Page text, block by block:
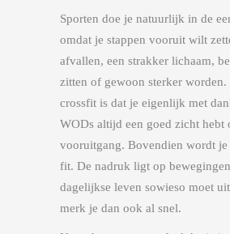
Sporten doe je natuurlijk in de
omdat je stappen vooruit wilt
afvallen, een strakker lichaam,
zitten of gewoon sterker
crossfit is dat je eigenlijk met
WODs altijd een goed zicht hebt
vooruitgang. Bovendien wordt
fit. De nadruk ligt op
dagelijkse leven sowieso moet
merk je dan ook al snel.